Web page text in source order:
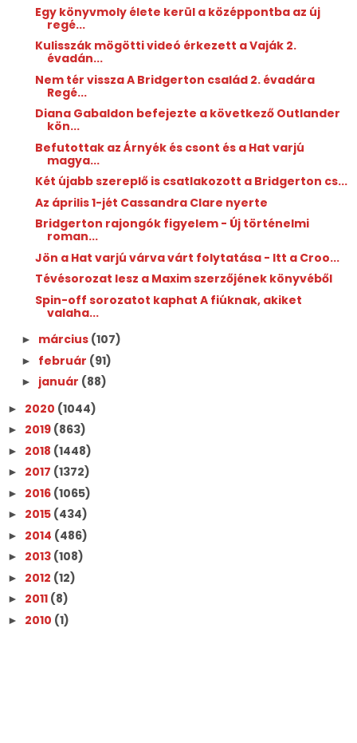
Egy könyvmoly élete kerül a középpontba az új
regé...
Kulisszák mögötti videó érkezett a Vaják 2.
évadán...
Nem tér vissza A Bridgerton család 2. évadára
Regé...
Diana Gabaldon befejezte a következő Outlander
kön...
Befutottak az Árnyék és csont és a Hat varjú
magya...
Két újabb szereplő is csatlakozott a Bridgerton cs...
Az április 1-jét Cassandra Clare nyerte
Bridgerton rajongók figyelem - Új történelmi
roman...
Jön a Hat varjú várva várt folytatása - Itt a Croo...
Tévésorozat lesz a Maxim szerzőjének könyvéből
Spin-off sorozatot kaphat A fiúknak, akiket
valaha...
► március (107)
► február (91)
► január (88)
► 2020 (1044)
► 2019 (863)
► 2018 (1448)
► 2017 (1372)
► 2016 (1065)
► 2015 (434)
► 2014 (486)
► 2013 (108)
► 2012 (12)
► 2011 (8)
► 2010 (1)